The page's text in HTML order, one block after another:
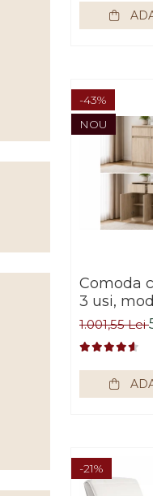
-43%
NOU
Comoda
3 usi,
manere,
stejar
living,
Bortis
1.001,55 Lei
-21%